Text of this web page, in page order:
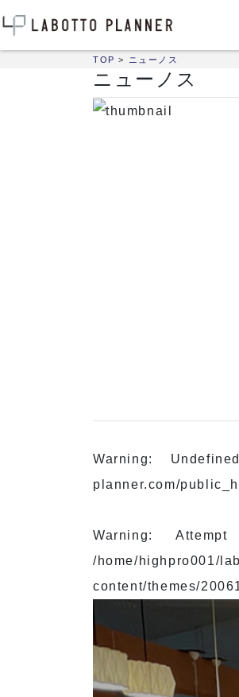
TOP > ニューノス
ニューノス
Warning:
planner.com/
Warning:
/home/highpro001/
content/themes/